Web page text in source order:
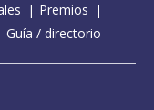
Premios
Guía / directorio